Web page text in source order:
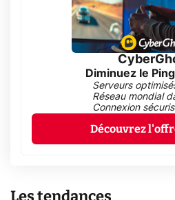
Diminuez le
Serveurs
Réseau mondial
Connexion
Découvrez
Les tendances